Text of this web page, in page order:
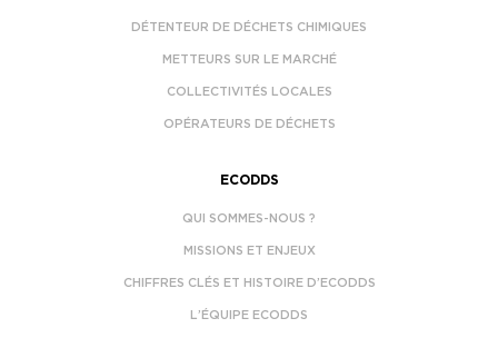
DÉTENTEUR DE DÉCHETS CHIMIQUES
METTEURS SUR LE MARCHÉ
COLLECTIVITÉS LOCALES
OPÉRATEURS DE DÉCHETS
ECODDS
QUI SOMMES-NOUS ?
MISSIONS ET ENJEUX
CHIFFRES CLÉS ET HISTOIRE D’ECODDS
L’ÉQUIPE ECODDS